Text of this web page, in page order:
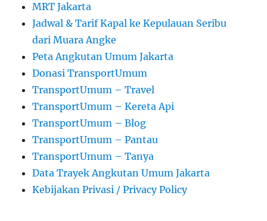
MRT Jakarta
Jadwal & Tarif Kapal ke Kepulauan Seribu
dari Muara Angke
Peta Angkutan Umum Jakarta
Donasi TransportUmum
TransportUmum – Travel
TransportUmum – Kereta Api
TransportUmum – Blog
TransportUmum – Pantau
TransportUmum – Tanya
Data Trayek Angkutan Umum Jakarta
Kebijakan Privasi / Privacy Policy